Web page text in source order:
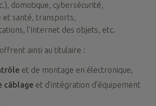
domotique, cybersécurité,
et santé, transports,
l'Internet des objets, etc.
ainsi au titulaire :
et de montage en électronique,
câblage et d’intégration d'équipement